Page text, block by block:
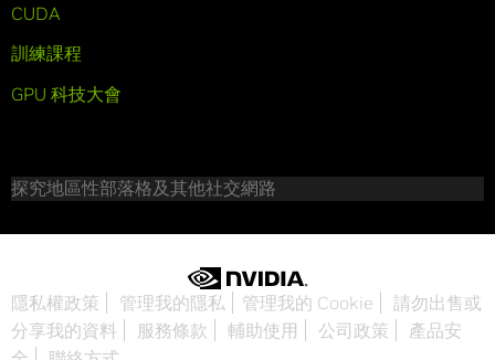
CUDA
訓練課程
GPU 科技大會
探究地區性部落格及其他社交網路
隱私權政策 管理我的隱私 管理我的 Cookie
請勿出售或
分享我的資料
服務條款 輔助使用 公司政策
產品安